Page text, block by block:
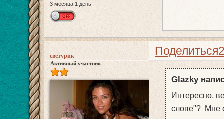
3 месяца 1 день
Поделиться
светурик
Активный участник
Glazky
Интересно,
слове"? Мне